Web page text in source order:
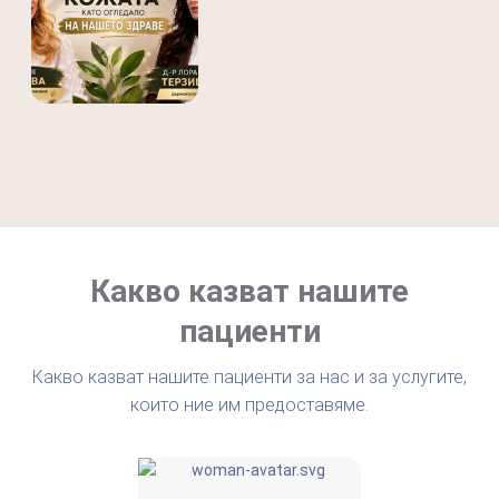
защита крие своите рискове. Един от най-честите
проблеми, с които се сблъскваме в нашата практика, е
актини…
Какво казват нашите
пациенти
Какво казват нашите пациенти за нас и за услугите,
които ние им предоставяме.